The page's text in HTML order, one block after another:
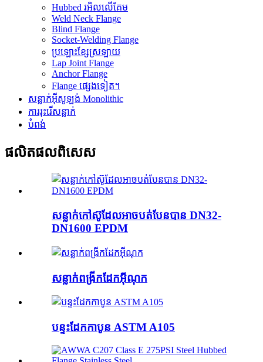
Hubbed រអិលលើគែម
Weld Neck Flange
Blind Flange
Socket-Welding Flange
ប្រឡោះខ្សែស្រឡាយ
Lap Joint Flange
Anchor Flange
Flange ផ្សេងទៀត។
សន្លាក់អ៊ីសូឡង់ Monolithic
ការរុះរើសន្លាក់
បំពង់
ផលិតផលពិសេស
សន្លាក់កៅស៊ូដែលអាចបត់បែនបាន DN32-
DN1600 EPDM
សន្លាក់ពង្រីកដែកអ៊ីណុក
បន្ទះដែកកាបូន ASTM A105